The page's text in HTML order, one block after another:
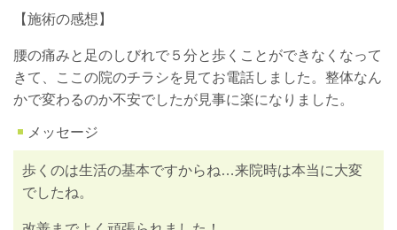
【施術の感想】
腰の痛みと足のしびれで５分と歩くことができなくなって
きて、ここの院のチラシを見てお電話しました。整体なん
かで変わるのか不安でしたが見事に楽になりました。
メッセージ
歩くのは生活の基本ですからね…来院時は本当に大変
でしたね。